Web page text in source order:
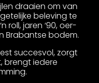
draaien om van
beleving te
roll, jaren ‘90, oer-
Brabantse bodem.
succesvol, zorgt
brengt iedere